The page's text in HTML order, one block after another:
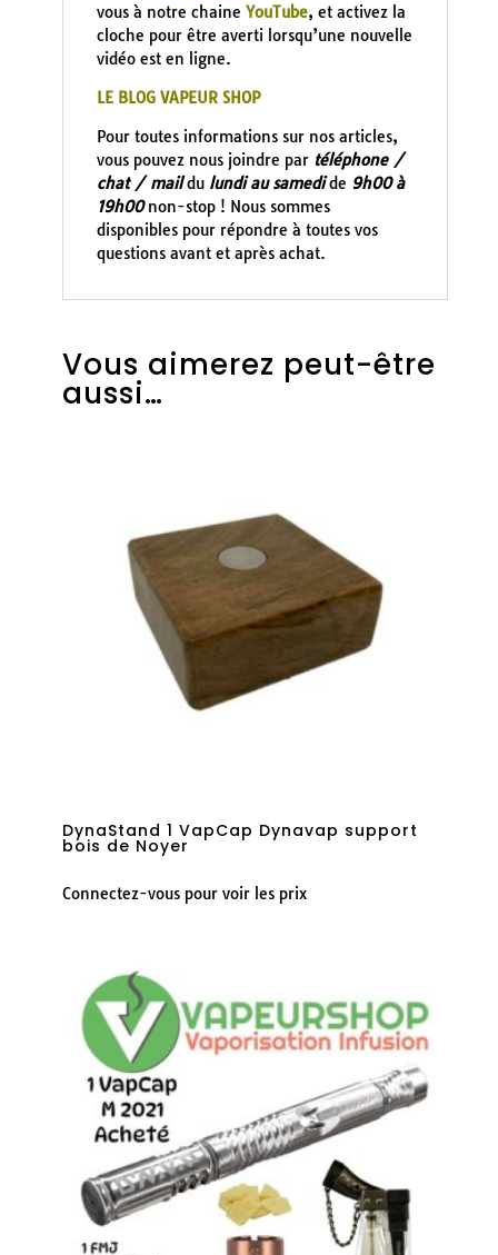
vous à notre chaine YouTube, et activez la
cloche pour être averti lorsqu’une nouvelle
vidéo est en ligne.
LE BLOG VAPEUR SHOP
Pour toutes informations sur nos articles,
vous pouvez nous joindre par téléphone /
chat / maildu lundi au samedide 9h00 à
19h00non-stop ! Nous sommes
disponibles pour répondre à toutes vos
questions avant et après achat.
Vous aimerez peut-être
aussi…
DynaStand 1 VapCap Dynavap support
bois de Noyer
Connectez-vous pour voir les prix